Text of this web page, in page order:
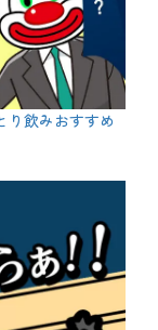
り飲みおすすめ